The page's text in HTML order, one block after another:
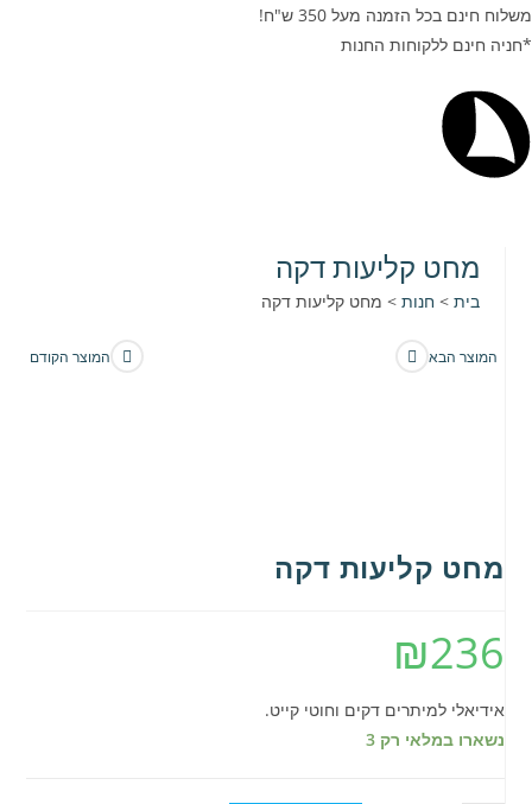
משלוח חינם בכל הזמנה מעל 350 ש"ח!
*חניה חינם ללקוחות החנות
מחט קליעות דקה
בית> חנות> מחט קליעות דקה
המוצר הקודם המוצר הבא
מחט קליעות דקה
₪236
אידיאלי למיתרים דקים וחוטי קייט.
נשארו במלאי רק 3